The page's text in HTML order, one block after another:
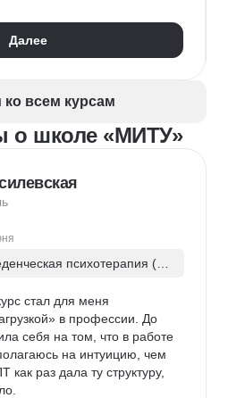
проектами
Далее
ко всем курсам
о школе «МИТУ»
психотерапия (КП
стал для меня
в профессии. До
себя на том, что в работе
на интуицию, чем
как раз дала ту структуру,